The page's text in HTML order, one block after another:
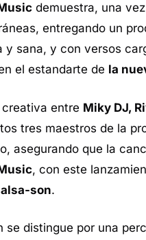
demuestra, una
entregando un
y sana, y con versos
el estandarte de la
entre Miky DJ,
tres maestros de la
asegurando que la
, con este
son.
se distingue por una